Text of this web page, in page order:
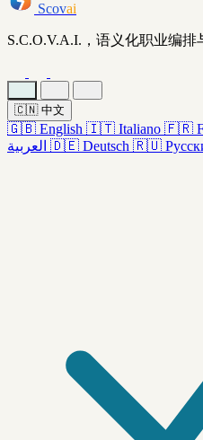
Scovai
S.C.O.V.A.I.，语义化职业编排
🇨🇳 中文
🇬🇧 English 🇮🇹 Italiano 🇫🇷
العربية 🇩🇪 Deutsch 🇷🇺